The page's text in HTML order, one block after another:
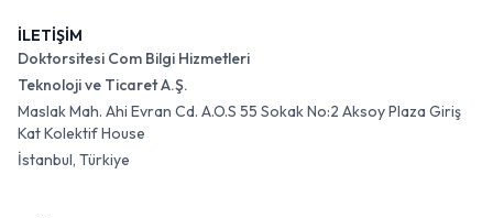
İLETİŞİM
Doktorsitesi Com Bilgi Hizmetleri
Teknoloji ve Ticaret A.Ş.
Maslak Mah. Ahi Evran Cd. A.O.S 55 Sokak No:2 Aksoy Plaza Giriş
Kat Kolektif House
İstanbul, Türkiye